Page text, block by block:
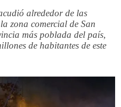
alrededor de las
zona comercial de San
más poblada del país,
de habitantes de este